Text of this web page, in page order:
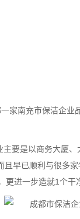
南充市保洁企
要是以商务大厦
早已顺利与很
进一步造就1个干